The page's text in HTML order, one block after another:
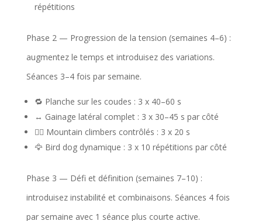
répétitions
Phase 2 — Progression de la tension (semaines 4–6) :
augmentez le temps et introduisez des variations.
Séances 3–4 fois par semaine.
🔁 Planche sur les coudes : 3 x 40–60 s
↔️ Gainage latéral complet : 3 x 30–45 s par côté
🏃‍♀️ Mountain climbers contrôlés : 3 x 20 s
🦅 Bird dog dynamique : 3 x 10 répétitions par côté
Phase 3 — Défi et définition (semaines 7–10) :
introduisez instabilité et combinaisons. Séances 4 fois
par semaine avec 1 séance plus courte active.